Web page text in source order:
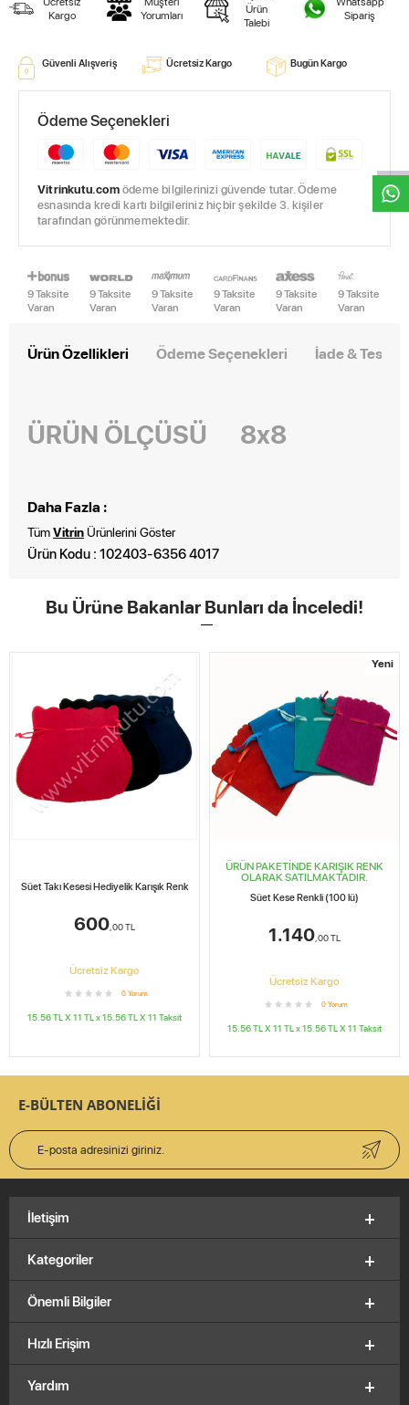
Kargo
Yorumları
Ürün
Talebi
Sipariş
Güvenli Alışveriş Ücretsiz Kargo Bugün Kargo
Ödeme Seçenekleri
Vitrinkutu.comödeme bilgilerinizi güvende tutar. Ödeme
esnasında kredi kartı bilgileriniz hiçbir şekilde 3. kişiler
tarafından görünmemektedir.
9 Taksite
Varan
9 Taksite
Varan
9 Taksite
Varan
9 Taksite
Varan
9 Taksite
Varan
9 Taksite
Varan
Ürün Özellikleri Ödeme Seçenekleri İade &
ÜRÜN ÖLÇÜSÜ 8x8
Daha Fazla :
TümVitrin Ürünlerini Göster
Ürün Kodu : 102403-6356 4017
Bu Ürüne Bakanlar Bunları da İnceledi!
Süet Takı Kesesi Hediyelik Karışık Renk
600,00TL
Ücretsiz Kargo
0 Yorum
15.56 TL X 11 TL x15.56 TL X 11 Taksit
Yeni
ÜRÜN PAKETİNDE KARIŞIK RENK
OLARAK SATILMAKTADIR.
Süet Kese Renkli (100 lü)
1.140,00TL
Ücretsiz Kargo
0 Yorum
15.56 TL X 11 TL x15.56 TL X 11 Taksit
E-BÜLTEN ABONELİĞİ
Kategoriler
Önemli Bilgiler
Hızlı Erişim
Yardım
İletişim